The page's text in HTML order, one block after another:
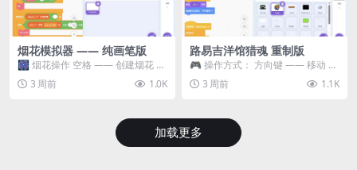
烟花模拟器 —— 纯画笔版
🎆 烟花操作 空格 —— 创建烟花 1
~ 3 —— 切换烟花类型 普通烟花
嘶...3 周前 1.0K
路易吉洋馆猎魂 重制版
🎮 操作方式： 方向键 —— 移动 &
跳跃 空格 —— 打开宝箱 将你...
3 周前 1.1K
加载更多